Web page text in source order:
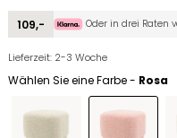
109,- Oder in drei Raten
Lieferzeit: 2-3 Woche
Wählen Sie eine Farbe - Rosa